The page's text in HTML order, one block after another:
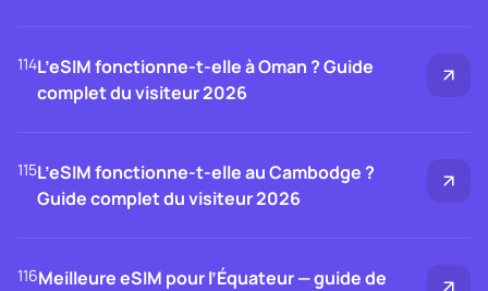
114L’eSIM fonctionne-t-elle à Oman ? Guide
complet du visiteur 2026
115L’eSIM fonctionne-t-elle au Cambodge ?
Guide complet du visiteur 2026
116Meilleure eSIM pour l’Équateur — guide de